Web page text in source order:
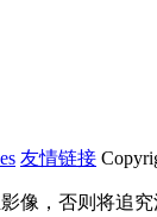
友情链接
像，否则将追究